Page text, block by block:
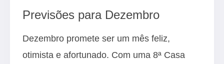
Previsões para Dezembro
Dezembro promete ser um mês feliz,
otimista e afortunado. Com uma 8ª Casa